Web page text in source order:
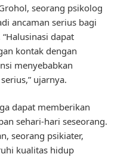
seorang psikolog
ancaman serius bagi
dapat
kontak dengan
menyebabkan
ujarnya.
dapat memberikan
sehari-hari seseorang.
seorang psikiater,
kualitas hidup